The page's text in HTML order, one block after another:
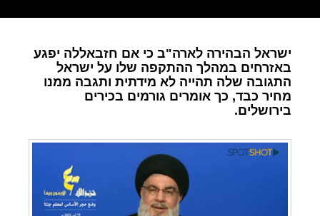
ישראל הבהירה לארה"ב כי אם חזבאללה יפגע
באזרחים במהלך ההתקפה שלו על ישראל
התגובה שלה תהייה לא מידתית ותגבה ממנו
מחיר כבד, כך אומרים גורמים בכירים
בירושלים.